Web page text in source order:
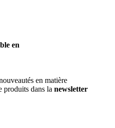
en
en matière
produits dans la newsletter